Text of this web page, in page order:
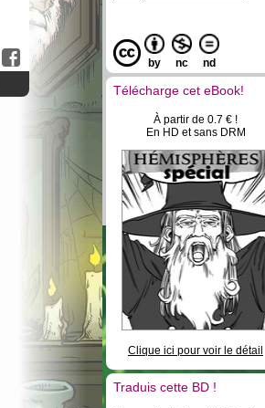
by nc nd
Télécharge cet eBook!
À partir de 0.7 € !
En HD et sans DRM
Clique ici pour voir le détail
Traduis cette BD !